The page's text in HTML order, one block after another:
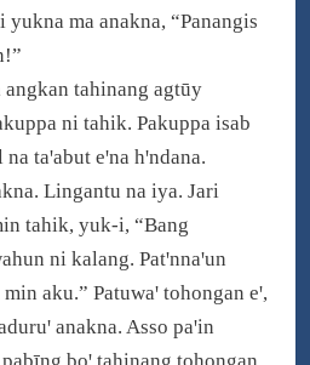
ma anakna, “Panangis
angkan tahinang agtūy
ni tahik. Pakuppa isab
taꞌabut eꞌna hꞌndana.
Lingantu na iya. Jari
tahik, yuk-i, “Bang
ni kalang. Patꞌnnaꞌun
aku.” Patuwaꞌ tohongan eꞌ,
anakna. Asso paꞌin